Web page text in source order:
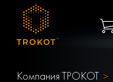
Компания ТРОКОТ